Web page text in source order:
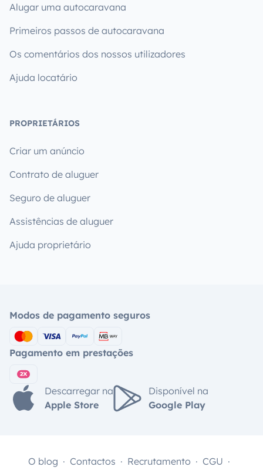
Alugar uma autocaravana
Primeiros passos de autocaravana
Os comentários dos nossos utilizadores
Ajuda locatário
PROPRIETÁRIOS
Criar um anúncio
Contrato de aluguer
Seguro de aluguer
Assistências de aluguer
Ajuda proprietário
Modos de pagamento seguros
Pagamento em prestações
Descarregar na
Apple Store
Disponível na
Google Play
O blog Contactos Recrutamento CGU